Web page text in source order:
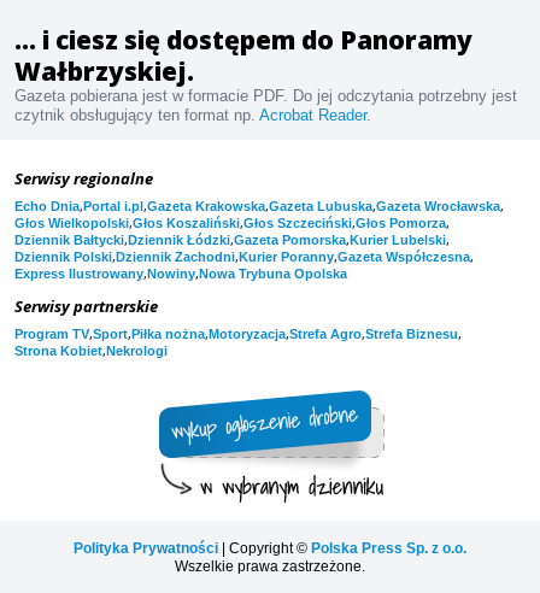
... i ciesz się dostępem do Panoramy
Wałbrzyskiej.
Gazeta pobierana jest w formacie PDF. Do jej odczytania potrzebny jest
czytnik obsługujący ten format np. Acrobat Reader.
Serwisy regionalne
Echo Dnia,Portal i.pl,Gazeta Krakowska,Gazeta Lubuska,Gazeta Wrocławska,
Głos Wielkopolski,Głos Koszaliński,Głos Szczeciński,Głos Pomorza,
Dziennik Bałtycki,Dziennik Łódzki,Gazeta Pomorska,Kurier Lubelski,
Dziennik Polski,Dziennik Zachodni,Kurier Poranny,Gazeta Współczesna,
Express Ilustrowany,Nowiny,Nowa Trybuna Opolska
Serwisy partnerskie
Program TV,Sport,Piłka nożna,Motoryzacja,Strefa Agro,Strefa Biznesu,
Strona Kobiet,Nekrologi
Polityka Prywatności | Copyright © Polska Press Sp. z o.o.
Wszelkie prawa zastrzeżone.